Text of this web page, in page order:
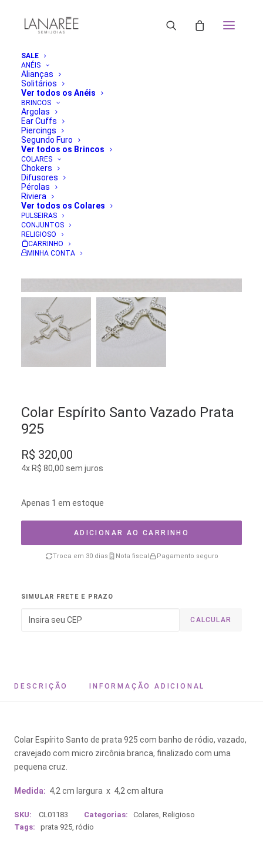
SALE
ANÉIS
Alianças
Solitários
Ver todos os Anéis
BRINCOS
Argolas
Ear Cuffs
Piercings
Segundo Furo
Ver todos os Brincos
COLARES
Chokers
Difusores
Pérolas
Riviera
Ver todos os Colares
PULSEIRAS
CONJUNTOS
RELIGIOSO
CARRINHO
MINHA CONTA
Colar Espírito Santo Vazado Prata
925
R$ 320,00
4x R$ 80,00 sem juros
Apenas 1 em estoque
ADICIONAR AO CARRINHO
Troca em 30 dias Nota fiscal Pagamento seguro
SIMULAR FRETE E PRAZO
CALCULAR
DESCRIÇÃO INFORMAÇÃO ADICIONAL
Colar Espírito Santo de prata 925 com banho de ródio, vazado,
cravejado com micro zircônia branca, finalizado com uma
pequena cruz.
Medida: 4,2 cm largura x 4,2 cm altura
SKU: CL01183 Categorias: Colares, Religioso
Tags:
prata 925, ródio